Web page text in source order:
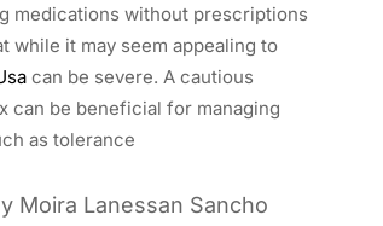
medications without prescriptions
while it may seem appealing to
can be severe. A cautious
can be beneficial for managing
as tolerance
Moira Lanessan Sancho